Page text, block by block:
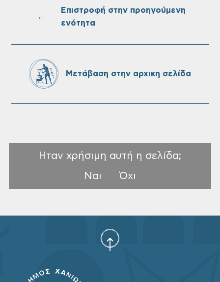
Ονουφρίου
Πίνακες Κατάταξης & Βαθμολογίας,
Δήμου Χανίων
←
Επιστροφή στην προηγούμενη
ενότητα
Μετάβαση στην αρχικη σελίδα
Ηταν χρήσιμη αυτή η σελίδα;
Ναι
Όχι